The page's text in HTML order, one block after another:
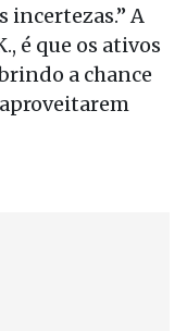
incertezas.” A
é que os ativos
a chance